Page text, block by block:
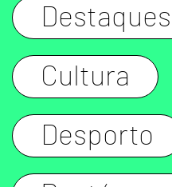
Destaques
Cultura
Desporto